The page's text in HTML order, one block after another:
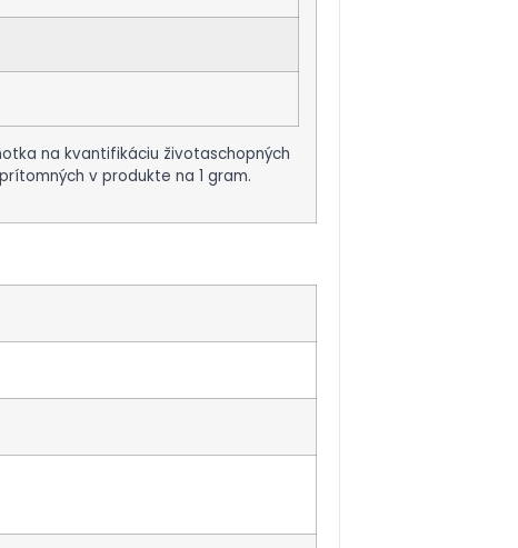
na kvantifikáciu životaschopných
v produkte na 1 gram.